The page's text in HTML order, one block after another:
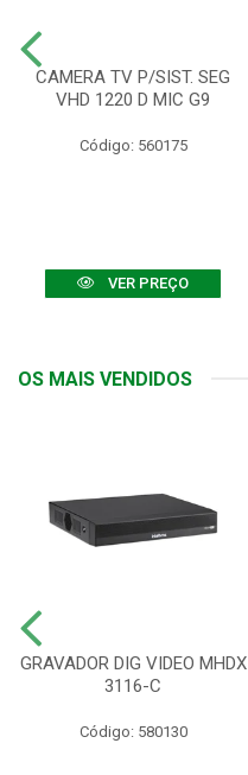
CAMERA TV P/SIST. SEG
VHD 1220 D MIC G9
Código: 560175
VER PREÇO
OS MAIS VENDIDOS
GRAVADOR DIG VIDEO MHDX
3116-C
Código: 580130